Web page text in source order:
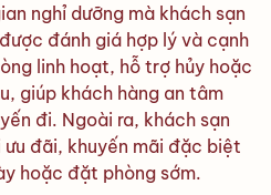
nghỉ dưỡng mà khách sạn
đánh giá hợp lý và cạnh
linh hoạt, hỗ trợ hủy hoặc
giúp khách hàng an tâm
đi. Ngoài ra, khách sạn
đãi, khuyến mãi đặc biệt
hoặc đặt phòng sớm.